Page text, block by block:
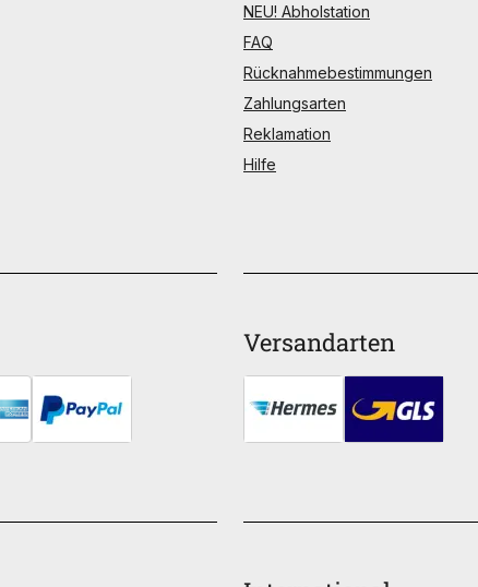
Versandarten
NEU! Abholstation
FAQ
Rücknahmebestimmungen
Zahlungsarten
Reklamation
Hilfe